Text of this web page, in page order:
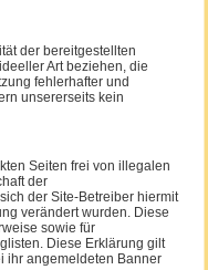
der bereitgestellten
Art beziehen, die
fehlerhafter und
unsererseits kein
Seiten frei von illegalen
der
der Site-Betreiber hiermit
verändert wurden. Diese
sowie für
Diese Erklärung gilt
ihr angemeldeten Banner